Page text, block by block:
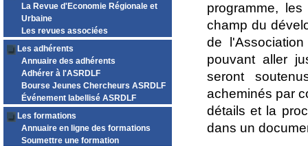
La Revue d'Economie Régionale et
Urbaine
Les revues associées
Les adhérents
Annuaire des adhérents
Adhérer à l'ASRDLF
Bourse Jeunes Chercheurs ASRDLF
Événement labellisé ASRDLF
Les formations
Annuaire en ligne des formations
Soumettre une formation
programme,
champ du
de
pouvant aller
seront
acheminés par
détails et la
dans un